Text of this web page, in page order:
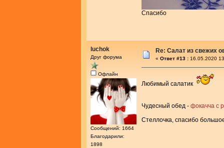
Спасибо
luchok
Друг форума
Офлайн
Сообщений: 1664
Благодарили:
1898
Re: Салат из свежих
« Ответ #13 : 16.05.2020
Любимый салатик
Чудесный обед - фокачча с
Стеллочка, спасибо